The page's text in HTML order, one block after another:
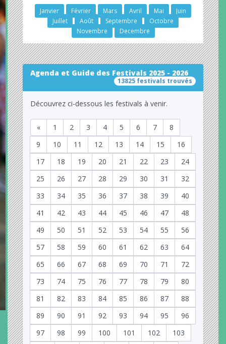
Janvier Février Mars Avril Mai
Juin
Juillet
Août Septembre
Octobre
Novembre
Decembre
Agenda et Guide des Festivals 2025 - 2026
13825 festivals trouvés
Découvrez ci-dessous les festivals à venir.
« 1 2 3 4 5 6 7
8
9
10 11 12 13 14 15
16
17
18 19 20 21 22 23
24
25
26 27 28 29 30 31
32
33
34 35 36 37 38 39
40
41
42 43 44 45 46 47
48
49
50 51 52 53 54 55
56
57
58 59 60 61 62 63
64
65
66 67 68 69 70 71
72
73
74 75 76 77 78 79
80
81
82 83 84 85 86 87
88
89
90 91 92 93 94 95
96
97
98 99 100 101 102
103